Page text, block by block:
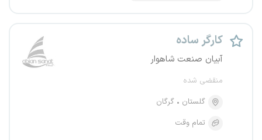
کارگر ساده
آبیان صنعت شاهوار
منقضی شده
گلستان
گرگان
تمام وقت